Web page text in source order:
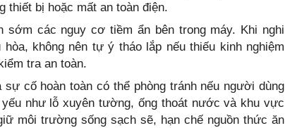
thiết bị hoặc mất an toàn điện.
sớm các nguy cơ tiềm ẩn bên trong máy. Khi nghi
không nên tự ý tháo lắp nếu thiếu kinh nghiệm
tra an toàn.
cố hoàn toàn có thể phòng tránh nếu người dùng
như lỗ xuyên tường, ống thoát nước và khu vực
môi trường sống sạch sẽ, hạn chế nguồn thức ăn